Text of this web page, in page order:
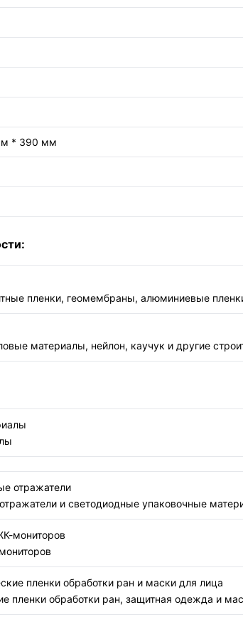
* 390 мм
пленки, геомембраны, алюминиевые
материалы, нейлон, каучук и другие
отражатели
и светодиодные упаковочные
мониторов
пленки обработки ран и маски для лица
пленки обработки ран, защитная одежда и